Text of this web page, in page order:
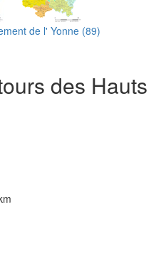
de l' Yonne (89)
des Hauts